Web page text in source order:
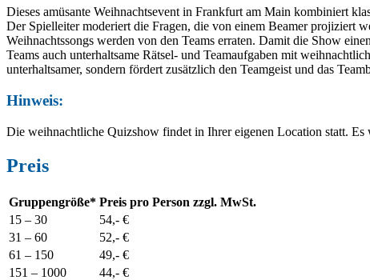
Dieses amüsante Weihnachtsevent in Frankfurt am Main kombiniert
Der Spielleiter moderiert die Fragen, die von einem Beamer projiziert
Weihnachtssongs werden von den Teams erraten. Damit die Show
Teams auch unterhaltsame Rätsel- und Teamaufgaben mit
unterhaltsamer, sondern fördert zusätzlich den Teamgeist und das
Hinweis:
Die weihnachtliche Quizshow findet in Ihrer eigenen Location statt.
Preis
Gruppengröße* Preis pro Person zzgl. MwSt.
15 – 30
54,- €
31 – 60
52,- €
61 – 150
49,- €
151 – 1000
44,- €